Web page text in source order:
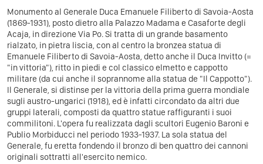
Monumento al Generale Duca Emanuele Filiberto di Savoia-Aosta
(1869-1931), posto dietro alla Palazzo Madama e Casaforte degli
Acaja, in direzione Via Po. Si tratta di un grande basamento
rialzato, in pietra liscia, con al centro la bronzea statua di
Emanuele Filiberto di Savoia-Aosta, detto anche il Duca Invitto (=
"in vittoria"), ritto in piedi e col classico elmetto e cappotto
militare (da cui anche il soprannome alla statua de "Il Cappotto").
Il Generale, si distinse per la vittoria della prima guerra mondiale
sugli austro-ungarici (1918), ed è infatti circondato da altri due
gruppi laterali, composti da quattro statue raffiguranti i suoi
commilitoni. L'opera fu realizzata dagli scultori Eugenio Baroni e
Publio Morbiducci nel periodo 1933-1937. La sola statua del
Generale, fu eretta fondendo il bronzo di ben quattro dei cannoni
originali sottratti all'esercito nemico.